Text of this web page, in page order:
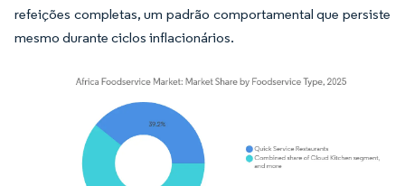
refeições completas, um padrão comportamental que persiste
mesmo durante ciclos inflacionários.